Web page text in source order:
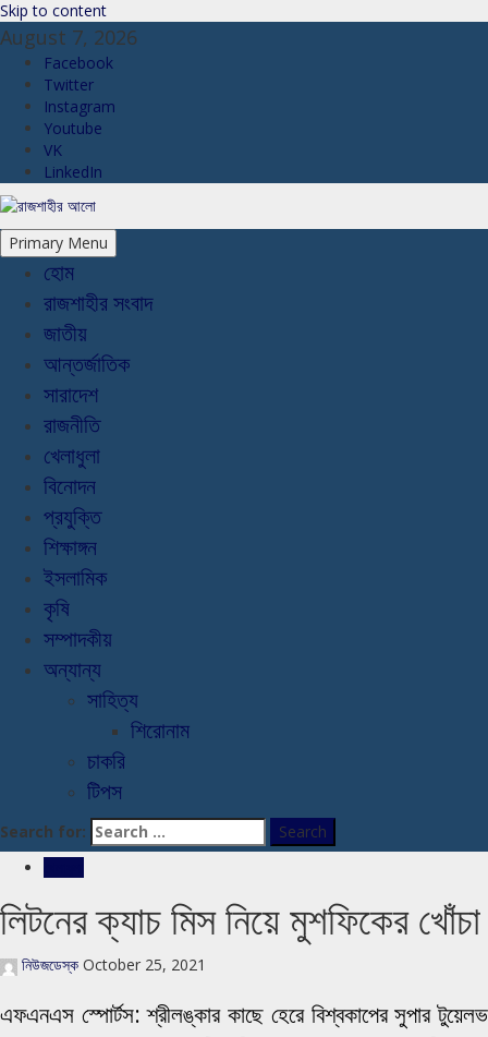
Skip to content
August 7, 2026
Facebook
Twitter
Instagram
Youtube
VK
LinkedIn
Primary Menu
হোম
রাজশাহীর সংবাদ
জাতীয়
আন্তর্জাতিক
সারাদেশ
রাজনীতি
খেলাধুলা
বিনোদন
প্রযুক্তি
শিক্ষাঙ্গন
ইসলামিক
কৃষি
সম্পাদকীয়
অন্যান্য
সাহিত্য
শিরোনাম
চাকরি
টিপস
Search for:
লিটনের ক্যাচ মিস নিয়ে মুশফিকের খোঁচা
নিউজডেস্ক October 25, 2021
এফএনএস স্পোর্টস: শ্রীলঙ্কার কাছে হেরে বিশ্বকাপের সুপার টুয়েলভ